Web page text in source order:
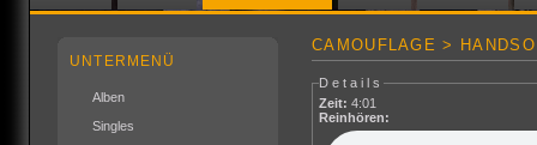
UNTERMENÜ
Alben
Singles
CAMOUFLAGE >
Details
Zeit: 4:01
Reinhören: